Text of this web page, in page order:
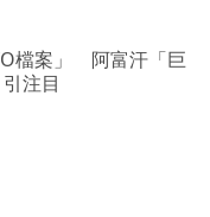
檔案」 阿富汗「巨
注目